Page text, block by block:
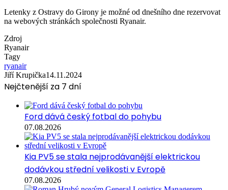
Letenky z Ostravy do Girony je možné od dnešního dne rezervovat
na webových stránkách společnosti Ryanair.
Zdroj
Ryanair
Tagy
ryanair
Jiří Krupička14.11.2024
Nejčtenější za 7 dní
Ford dává český fotbal do pohybu
07.08.2026
Kia PV5 se stala nejprodávanější elektrickou
dodávkou střední velikosti v Evropě
07.08.2026